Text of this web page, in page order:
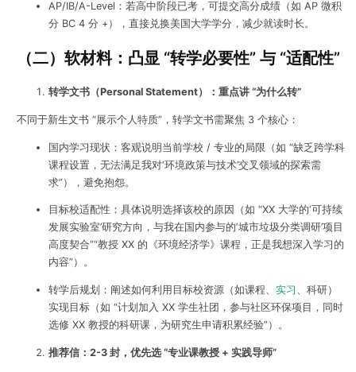
AP/IB/A-Level：若高中阶段已考，可提交高分成绩（如 AP 微积
分 BC 4 分 +），直接兑换美国大学学分，减少就读时长。
（二）软材料：凸显 “转学必要性” 与 “适配性”
转学文书（Personal Statement）：重点讲 “为什么转”
不同于新生文书 “展示个人特质”，转学文书需聚焦 3 个核心：
国内学习现状：客观说明当前学校 / 专业的局限（如 “缺乏跨学科
课程设置，无法满足我对‘环境政策与技术’交叉领域的探索需
求”），避免抱怨。
目标校适配性：具体说明选择该校的原因（如 “XX 大学的‘可持续
发展实验室’研究方向，与我在国内参与的‘城市垃圾分类调研’项目
高度契合”“教授 XX 的《环境经济学》课程，正是我想深入学习的
内容”）。
转学后规划：阐述如何利用目标校资源（如课程、 实习 、科研）
实现目标（如 “计划加入 XX 学生社团，参与社区环保项目，同时
选修 XX 教授的科研课，为研究生申请积累经验”）。
推荐信：2-3 封，优先选 “专业课教授 + 实践导师”